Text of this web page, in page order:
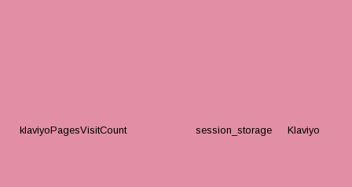
klaviyoPagesVisitCount session_storage Klaviyo